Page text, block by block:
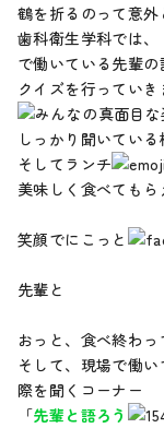
鶴を折るのって意外
歯科衛生学科では
で働いている先輩の
クイズを行っていき
しっかり聞いている
そしてランチ
美味しく食べても
笑顔でにこっと
先輩と
おっと、食べ終わ
そして、現場で働
際を聞くコーナー
「先輩と語ろう